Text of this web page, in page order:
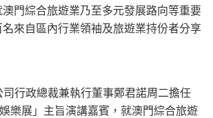
門綜合旅遊業乃至多元發展路向等重要
來自區內行業領袖及旅遊業持份者分享
行政總裁兼執行董事鄭君諾周二擔任
娛樂展」主旨演講嘉賓，就澳門綜合旅遊